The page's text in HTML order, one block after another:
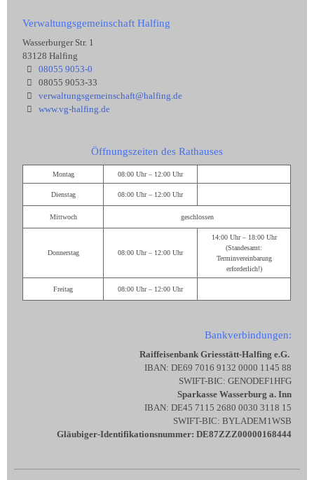
Verwaltungsgemeinschaft Halfing
Wasserburger Str. 1
83128 Halfing
08055 9053-0
08055 9053-33
verwaltungsgemeinschaft@halfing.de
www.vg-halfing.de
Öffnungszeiten des Rathauses
Montag 08:00 Uhr – 12:00 Uhr
Dienstag 08:00 Uhr – 12:00 Uhr
Mittwoch geschlossen
Donnerstag 08:00 Uhr – 12:00 Uhr
14:00 Uhr – 18:00 Uhr
(Standesamt:
Terminvereinbarung
erforderlich!)
Freitag 08:00 Uhr – 12:00 Uhr
Bankverbindungen:
Raiffeisenbank Griesstätt-Halfing e.G.
IBAN: DE69 7016 9132 0000 1145 88
SWIFT-BIC: GENODEF1HFG
Sparkasse Wasserburg a. Inn
IBAN: DE45 7115 2680 0030 3118 15
SWIFT-BIC: BYLADEM1WSB
Gläubiger-Identifikationsnummer: DE87ZZZ00000168444